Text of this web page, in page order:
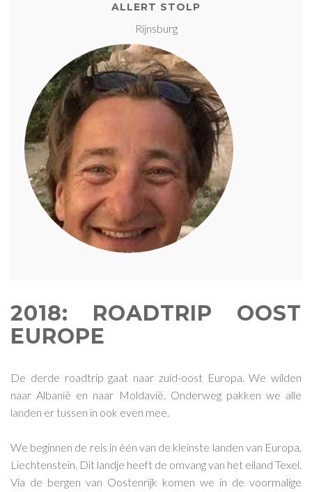
ALLERT STOLP
Rijnsburg
2018: ROADTRIP OOST
EUROPE
De derde roadtrip gaat naar zuid-oost Europa. We wilden
naar Albanië en naar Moldavië. Onderweg pakken we alle
landen er tussen in ook even mee.
We beginnen de reis in één van de kleinste landen van Europa,
Liechtenstein. Dit landje heeft de omvang van het eiland Texel.
Via de bergen van Oostenrijk komen we in de voormalige